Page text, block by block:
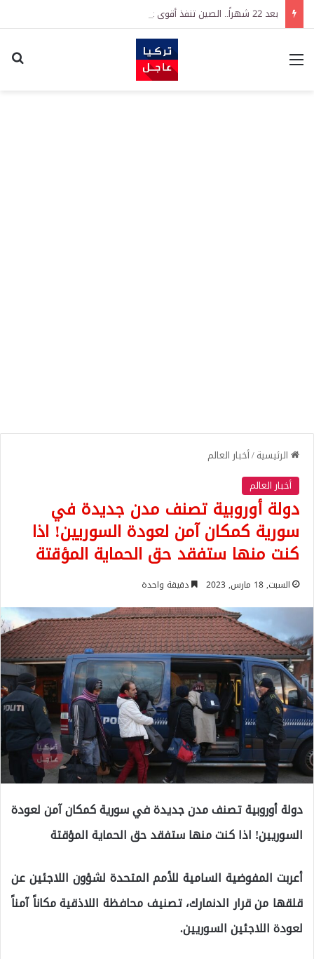
القائمة
الرئيسية/أخبار العالم
أخبار العالم
دولة أوروبية تصنف مدن جديدة في
سورية كمكان آمن لعودة السوريين! اذا
كنت منها ستفقد حق الحماية المؤقتة
السبت, 18 مارس, 2023 دقيقة واحدة
دولة أوروبية تصنف مدن جديدة في سورية كمكان آمن لعودة
السوريين! اذا كنت منها ستفقد حق الحماية المؤقتة
أعربت المفوضية السامية للأمم المتحدة لشؤون اللاجئين عن
قلقها من قرار الدنمارك، تصنيف محافظة اللاذقية مكاناً آمناً
لعودة اللاجئين السوريين.